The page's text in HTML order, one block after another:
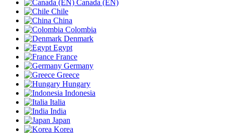
Canada (EN)
Chile
China
Colombia
Denmark
Egypt
France
Germany
Greece
Hungary
Indonesia
Italia
India
Japan
Korea